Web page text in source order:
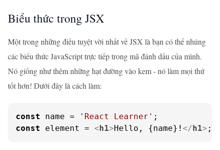
Biểu thức trong JSX
Một trong những điều tuyệt vời nhất về JSX là bạn có thể nhúng
các biểu thức JavaScript trực tiếp trong mã đánh dấu của mình.
Nó giống như thêm những hạt đường vào kem - nó làm mọi thứ
tốt hơn! Dưới đây là cách làm:
const name = 'React Learner'
const element = <h1>Hello, {name}! </h1> ;